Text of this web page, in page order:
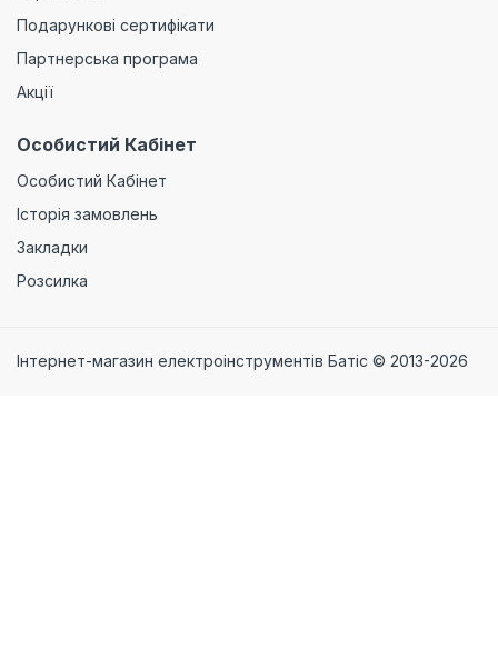
Подарункові сертифікати
Партнерська програма
Акції
Особистий Кабінет
Особистий Кабінет
Історія замовлень
Закладки
Розсилка
Інтернет-магазин електроінструментів Батіс © 2013-2026